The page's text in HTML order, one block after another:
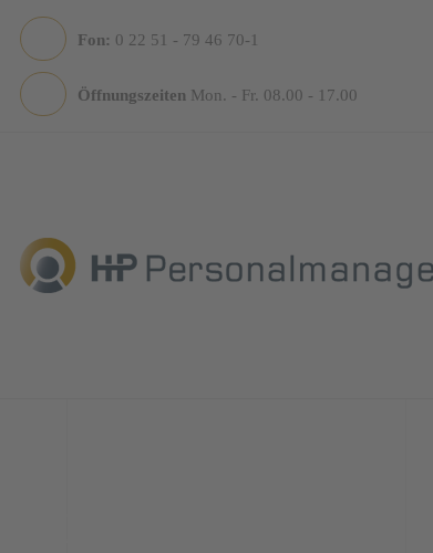
Fon: 0 22 51 - 79 46 70-1
Öffnungszeiten Mon. - Fr. 08.00 - 17.00